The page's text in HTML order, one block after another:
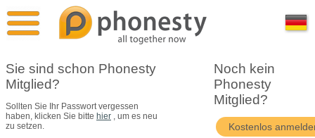
Sie sind schon Phonesty
Mitglied?
Sollten Sie Ihr Passwort vergessen
haben, klicken Sie bitte hier
, um es neu
zu setzen.
Noch kein
Phonesty
Mitglied?
Vergleich
Phonesty Free
Pressekontakt
Bildmaterial